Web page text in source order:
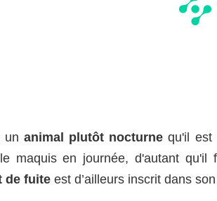
un animal plutôt nocturne qu'il est
maquis en journée, d'autant
de fuite est d’ailleurs inscrit dans